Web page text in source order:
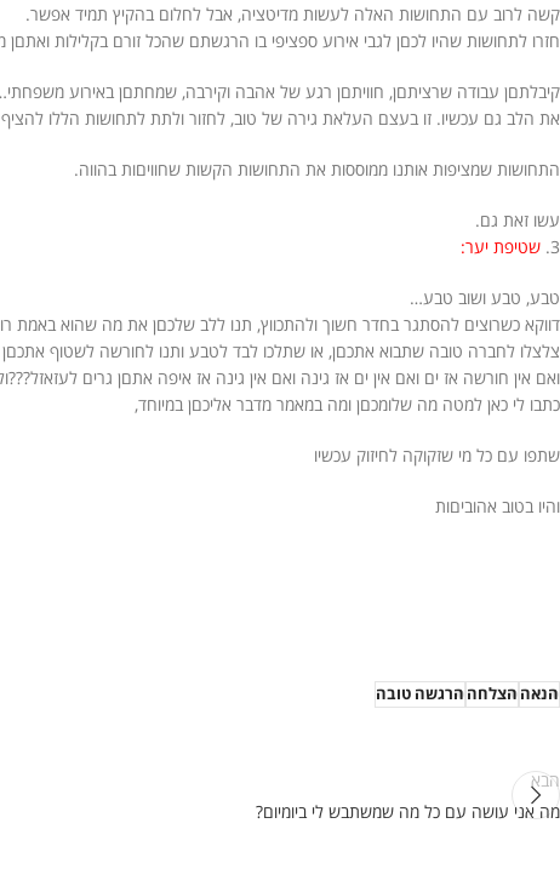
קשה לרוב עם התחושות האלה לעשות מדיטציה, אבל לחלום בהקיץ תמיד אפשר.
חזרו לתחושות שהיו לכםן לגבי אירוע ספציפי בו הרגשתם שהכל זורם בקלילות
קיבלתםן עבודה שרציתםן, חוויתםן רגע של אהבה וקירבה, שמחתםן באירוע
את הלב גם עכשיו. זו בעצם העלאת גירה של טוב, לחזור ולתת לתחושות הללו להציף
התחושות שמציפות אותנו ממוססות את התחושות הקשות שחוויםות בהווה.
עשו זאת גם.
3. שטיפת יער:
טבע, טבע ושוב טבע…
דווקא כשרוצים להסתגר בחדר חשוך ולהתכווץ, תנו ללב שלכםן את מה שהוא באמת
צלצלו לחברה טובה שתבוא אתכםן, או שתלכו לבד לטבע ותנו לחורשה לשטוף אתכםן
ואם אין חורשה אז ים ואם אין ים אז גינה ואם אין גינה אז איפה אתםן גרים לעזאזל???
כתבו לי כאן למטה מה שלומכםן ומה במאמר מדבר אליכםן במיוחד,
שתפו עם כל מי שזקוקה לחיזוק עכשיו
והיו בטוב אהוביםות
הנאההצלחההרגשה טובה
הבא
מה אני עושה עם כל מה שמשתבש לי ביומיום?